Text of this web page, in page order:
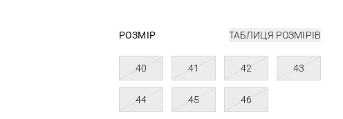
РОЗМІР ТАБЛИЦЯ РОЗМІРІВ
40 41 42 43
44 45 46